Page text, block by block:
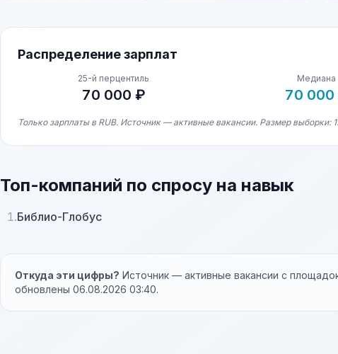
Распределение зарплат
25-й перцентиль
70 000 ₽
Медиана
70 000
Только зарплаты в RUB. Источник — активные вакансии. Размер выборки: 1.
Топ-компаний по спросу на навык
1.Библио-Глобус
Откуда эти цифры? Источник — активные вакансии с
обновлены 06.08.2026 03:40.